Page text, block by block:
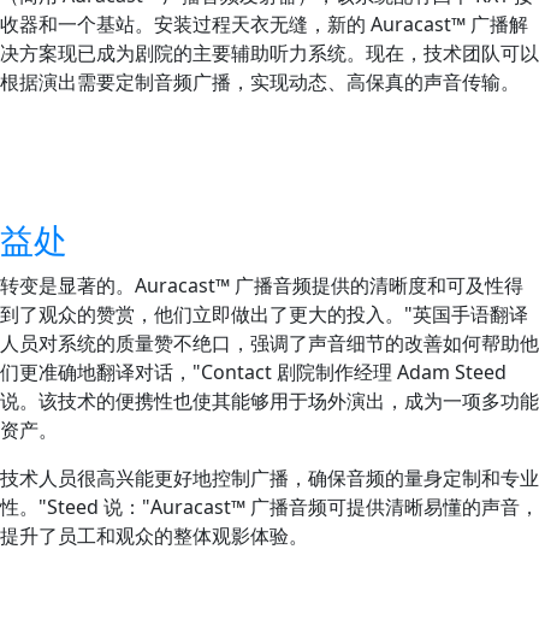
收器和一个基站。安装过程天衣无缝，新的 Auracast™ 广播解
决方案现已成为剧院的主要辅助听力系统。现在，技术团队可以
根据演出需要定制音频广播，实现动态、高保真的声音传输。
益处
转变是显著的。Auracast™ 广播音频提供的清晰度和可及性得
到了观众的赞赏，他们立即做出了更大的投入。"英国手语翻译
人员对系统的质量赞不绝口，强调了声音细节的改善如何帮助他
们更准确地翻译对话，"Contact 剧院制作经理 Adam Steed
说。该技术的便携性也使其能够用于场外演出，成为一项多功能
资产。
技术人员很高兴能更好地控制广播，确保音频的量身定制和专业
性。"Steed 说："Auracast™ 广播音频可提供清晰易懂的声音，
提升了员工和观众的整体观影体验。